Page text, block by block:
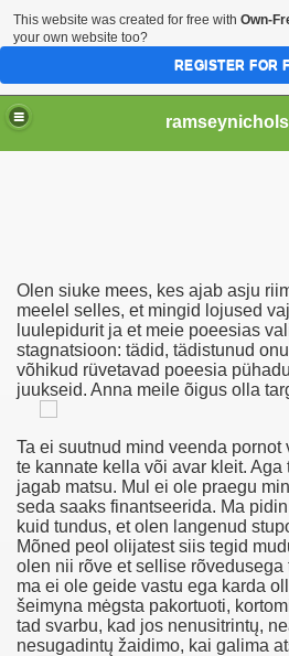
Olen siuke mees, kes ajab asju
meelel selles, et mingid lojused
luulepidurit ja et meie poeesias
stagnatsioon: tädid, tädistunud
võhikud rüvetavad poeesia
juukseid. Anna meile õigus olla
Ta ei suutnud mind veenda pornot
te kannate kella või avar kleit. Aga
jagab matsu. Mul ei ole praegu
seda saaks finantseerida. Ma
kuid tundus, et olen langenud
Mõned peol olijatest siis tegid
olen nii rõve et sellise rõvedusega
ma ei ole geide vastu ega karda
šeimyna mėgsta pakortuoti,
tad svarbu, kad jos nenusitrintų,
nesugadintų žaidimo, kai galima
Stacie Sullivan Alasti.
De Sexe (Francais)
Erotiske Spill For Mobiler, Å
Weis Aktfotografie
This website was created for free with Own-
your own website too?
REGISTER FOR